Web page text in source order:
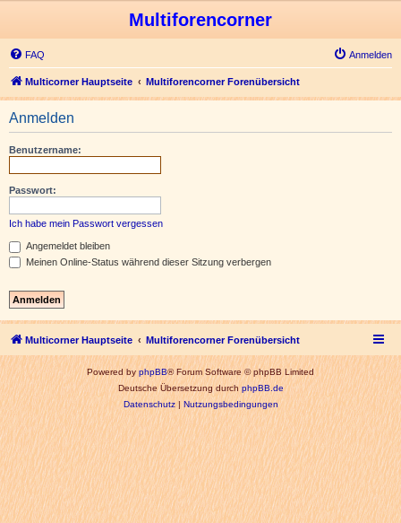
Multiforencorner
FAQ Anmelden
Multicorner Hauptseite Multiforencorner Forenübersicht
Anmelden
Benutzername:
Passwort:
Ich habe mein Passwort vergessen
Angemeldet bleiben
Meinen Online-Status während dieser Sitzung verbergen
Multicorner Hauptseite Multiforencorner Forenübersicht
Powered byphpBB® Forum Software © phpBB Limited
Deutsche Übersetzung durchphpBB.de
Datenschutz| Nutzungsbedingungen